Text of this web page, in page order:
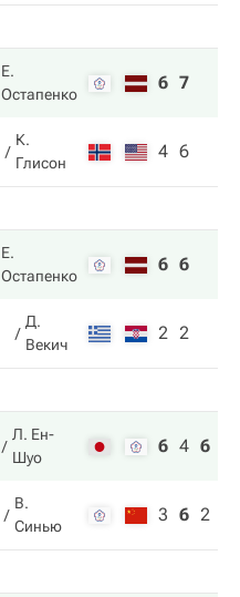
Е.
Остапенко
6 7
К.
Глисон
4 6
Е.
Остапенко
6 6
Д.
Векич
2 2
Л. Ен-
Шуо
6 4 6
В.
Синью
3 6 2